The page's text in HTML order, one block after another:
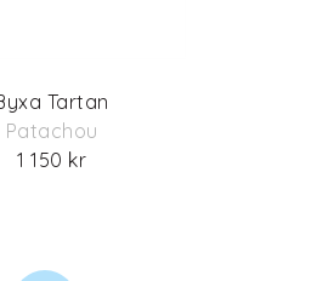
Tartan
Patachou
1 150 kr